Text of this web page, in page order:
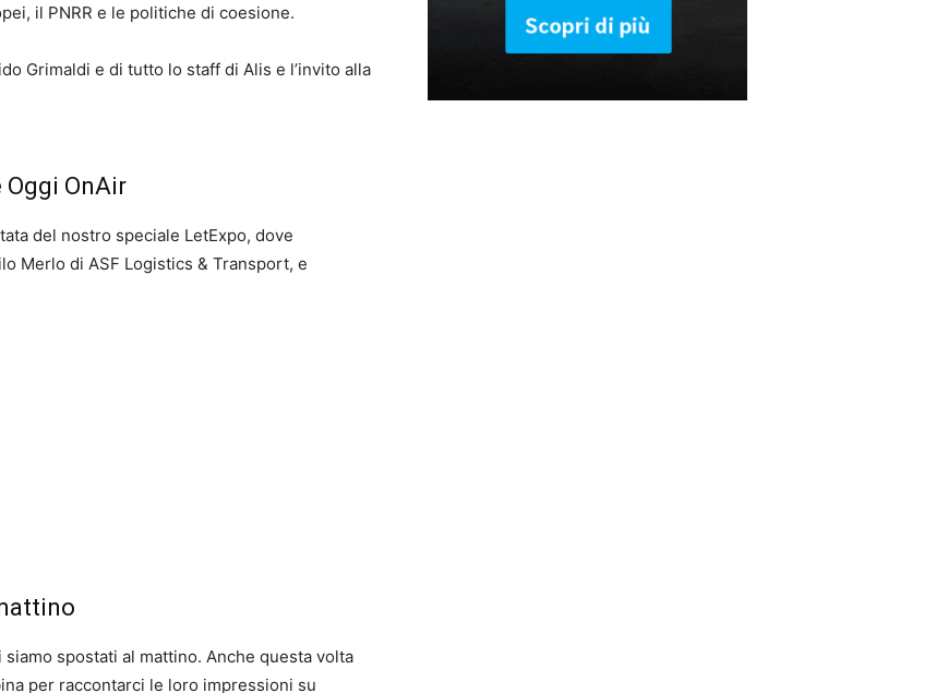
il PNRR e le politiche di coesione.
Grimaldi e di tutto lo staff di Alis e l’invito alla
OnAir
del nostro speciale LetExpo, dove
Merlo di ASF Logistics & Transport, e
spostati al mattino. Anche questa volta
per raccontarci le loro impressioni su